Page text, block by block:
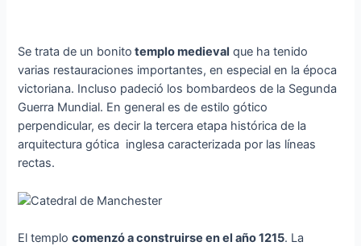
Se trata de un bonito templo medieval que ha tenido
varias restauraciones importantes, en especial en la época
victoriana. Incluso padeció los bombardeos de la Segunda
Guerra Mundial. En general es de estilo gótico
perpendicular, es decir la tercera etapa histórica de la
arquitectura gótica inglesa caracterizada por las líneas
rectas.
El templocomenzó a construirse en el año 1215. La